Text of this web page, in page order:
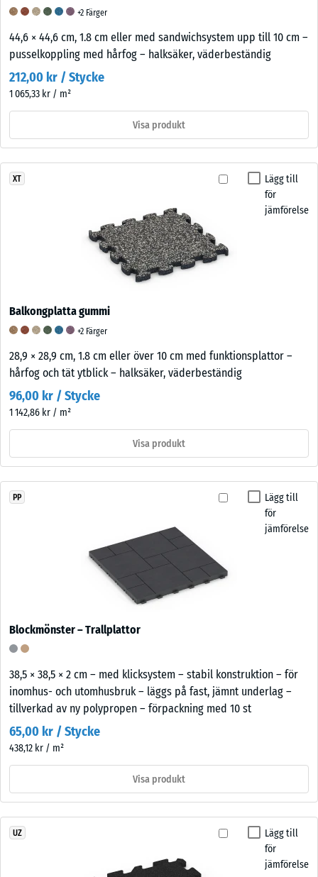
+2 Färger
44,6 × 44,6 cm, 1.8 cm eller med sandwichsystem upp till 10 cm –
pusselkoppling med hårfog – halksäker, väderbeständig
212,00 kr / Stycke
1 065,33 kr / m²
Visa produkt
Lägg till
för
jämförelse
XT
Balkongplatta gummi
+2 Färger
28,9 × 28,9 cm, 1.8 cm eller över 10 cm med funktionsplattor –
hårfog och tät ytblick – halksäker, väderbeständig
96,00 kr / Stycke
1 142,86 kr / m²
Visa produkt
Lägg till
för
jämförelse
PP
Blockmönster – Trallplattor
38,5 × 38,5 × 2 cm – med klicksystem – stabil konstruktion – för
inomhus- och utomhusbruk – läggs på fast, jämnt underlag –
tillverkad av ny polypropen – förpackning med 10 st
65,00 kr / Stycke
438,12 kr / m²
Visa produkt
Lägg till
för
jämförelse
UZ